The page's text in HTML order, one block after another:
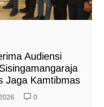
Audiensi
Jaga Kamtibmas
0